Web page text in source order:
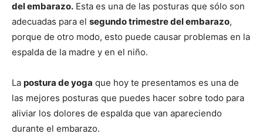
del embarazo. Esta es una de las posturas que sólo son
adecuadas para el segundo trimestre del embarazo,
porque de otro modo, esto puede causar problemas en la
espalda de la madre y en el niño.
La postura de yoga que hoy te presentamos es una de
las mejores posturas que puedes hacer sobre todo para
aliviar los dolores de espalda que van apareciendo
durante el embarazo.